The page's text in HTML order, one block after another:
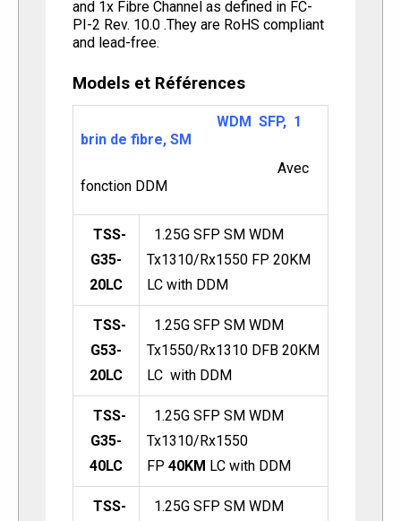
and 1x Fibre Channel as defined in FC-
PI-2 Rev. 10.0 .They are RoHS compliant
and lead-free.
Models et Références
WDM SFP, 1
brin de fibre, SM
Avec
fonction DDM
TSS-
G35-
20LC
1.25G SFP SM WDM
Tx1310/Rx1550 FP 20KM
LC with DDM
TSS-
G53-
20LC
1.25G SFP SM WDM
Tx1550/Rx1310 DFB 20KM
LC with DDM
TSS-
G35-
40LC
1.25G SFP SM WDM
Tx1310/Rx1550
FP 40KM LC with DDM
TSS-
1.25G SFP SM WDM